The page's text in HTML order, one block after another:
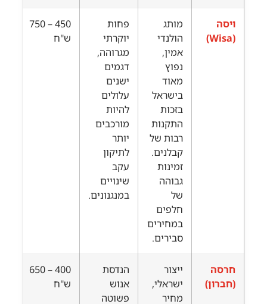
ויסה
(Wisa)
מותג
הולנדי
אמין,
נפוץ
מאוד
בישראל
בזכות
התקנות
רבות של
קבלנים.
זמינות
גבוהה
של
חלפים
במחירים
סבירים.
פחות
יוקרתי
מגרוהה,
דגמים
ישנים
עלולים
להיות
מורכבים
יותר
לתיקון
עקב
שינויים
במנגנונים.
450 – 750
ש"ח
חרסה
(חברון)
ייצור
ישראלי,
מחיר
הנדסת
אנוש
פשוטה
400 – 650
ש"ח